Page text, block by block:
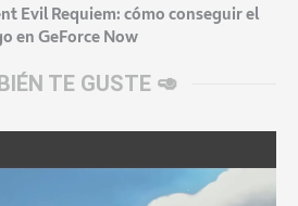
Evil Requiem: cómo conseguir el
en GeForce Now
TE GUSTE 🥑